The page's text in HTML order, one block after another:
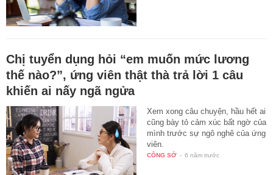
Chị tuyển dụng hỏi “em muốn mức lương
thế nào?”, ứng viên thật thà trả lời 1 câu
khiến ai nấy ngã ngửa
Xem xong câu chuyện, hầu hết ai
cũng bày tỏ cảm xúc bất ngờ của
mình trước sự ngô nghê của ứng
viên.
CÔNG SỞ - 6 năm trước